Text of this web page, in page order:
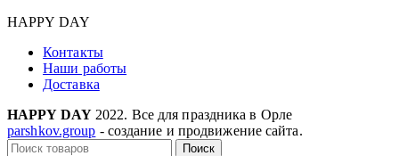
HAPPY DAY
Контакты
Наши работы
Доставка
HAPPY DAY 2022. Все для праздника в Орле
parshkov.group - создание и продвижение сайта.
Поиск